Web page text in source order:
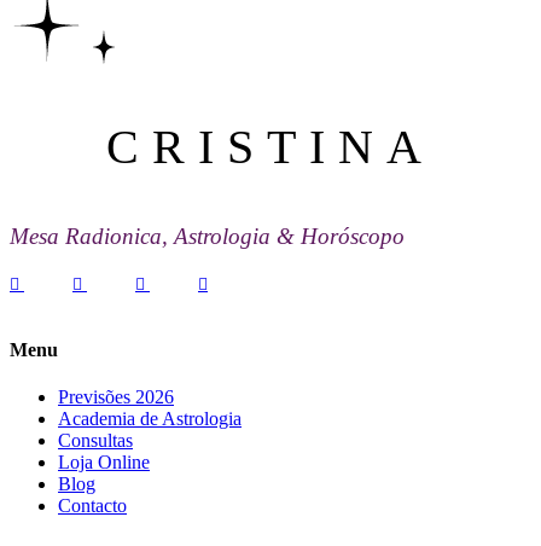
CRISTINA
Mesa Radionica, Astrologia & Horóscopo
Menu
Previsões 2026
Academia de Astrologia
Consultas
Loja Online
Blog
Contacto